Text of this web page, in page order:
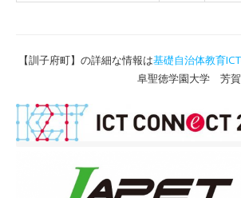
【訓子府町】の詳細な情報は基礎自治体教育
阜聖徳学園大学 芳